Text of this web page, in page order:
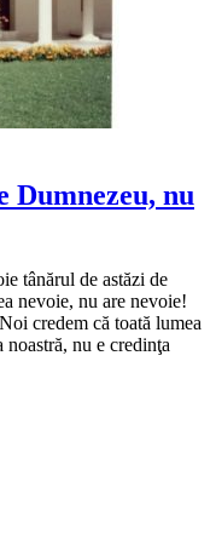
Dumnezeu, nu
tânărul de astăzi de
nevoie, nu are nevoie!
credem că toată lumea
nu e credinţa